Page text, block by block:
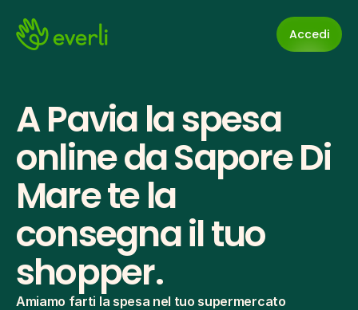
Accedi
A Pavia la spesa
online da Sapore Di
Mare te la
consegna il tuo
shopper.
Amiamo farti la spesa nel tuo supermercato